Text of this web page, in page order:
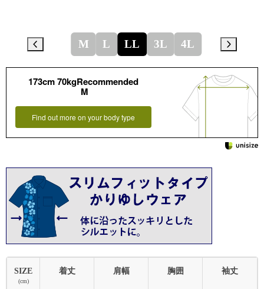
M L LL 3L 4L
173cm 70kgRecommended
M
Find out more on your body type
SIZE
(cm)
着丈 肩幅 胸囲 袖丈